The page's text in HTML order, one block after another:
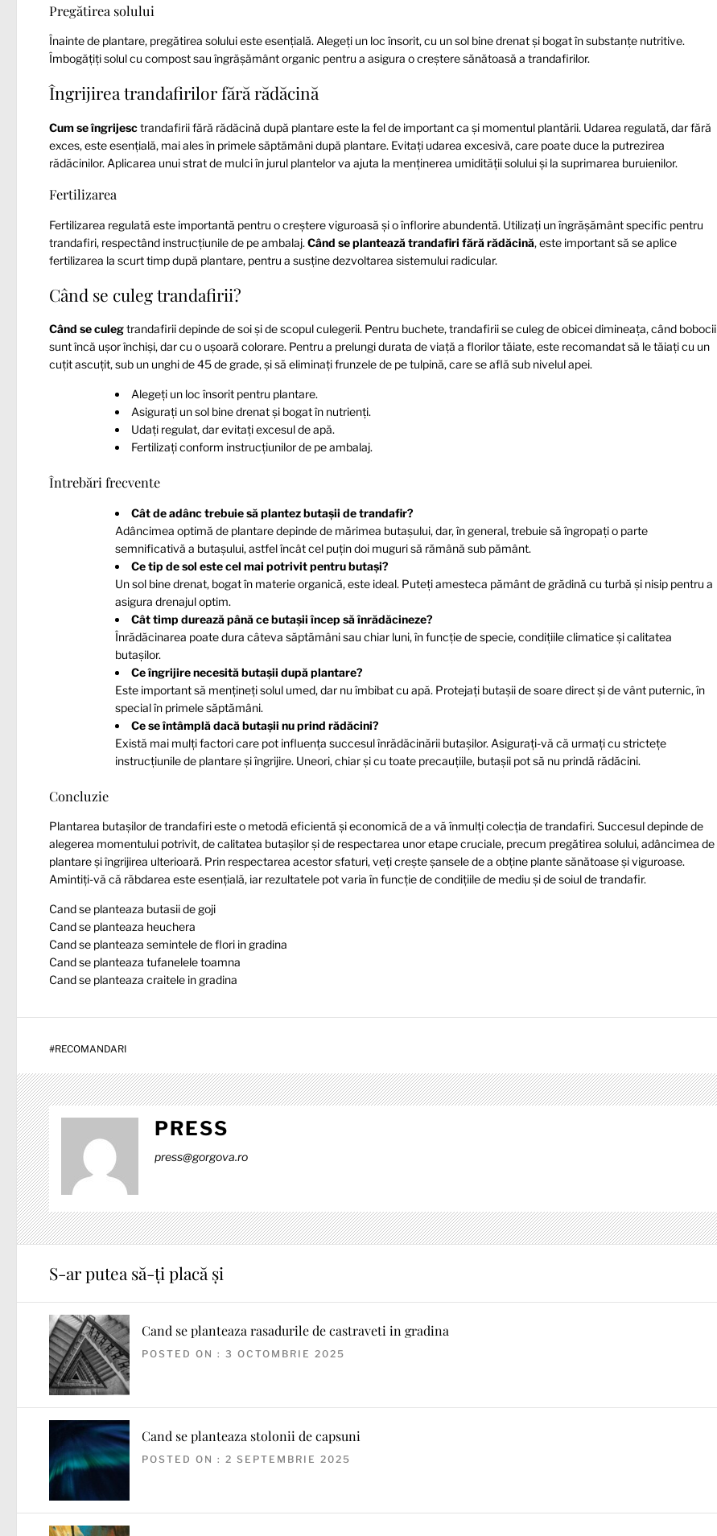
Pregătirea solului
Înainte de plantare, pregătirea solului este esențială. Alegeți un loc însorit, cu un sol bine drenat și bogat în substanțe nutritive.
Îmbogățiți solul cu compost sau îngrășământ organic pentru a asigura o creștere sănătoasă a trandafirilor.
Îngrijirea trandafirilor fără rădăcină
Cum se îngrijesctrandafirii fără rădăcină după plantare este la fel de important ca și momentul plantării. Udarea regulată, dar fără
exces, este esențială, mai ales în primele săptămâni după plantare. Evitați udarea excesivă, care poate duce la putrezirea
rădăcinilor. Aplicarea unui strat de mulci în jurul plantelor va ajuta la menținerea umidității solului și la suprimarea buruienilor.
Fertilizarea
Fertilizarea regulată este importantă pentru o creștere viguroasă și o înflorire abundentă. Utilizați un îngrășământ specific pentru
trandafiri, respectând instrucțiunile de pe ambalaj. Când se plantează trandafiri fără rădăcină, este important să se aplice
fertilizarea la scurt timp după plantare, pentru a susține dezvoltarea sistemului radicular.
Când se culeg trandafirii?
Când se culegtrandafirii depinde de soi și de scopul culegerii. Pentru buchete, trandafirii se culeg de obicei dimineața, când bobocii
sunt încă ușor închiși, dar cu o ușoară colorare. Pentru a prelungi durata de viață a florilor tăiate, este recomandat să le tăiați cu un
cuțit ascuțit, sub un unghi de 45 de grade, și să eliminați frunzele de pe tulpină, care se află sub nivelul apei.
Alegeți un loc însorit pentru plantare.
Asigurați un sol bine drenat și bogat în nutrienți.
Udați regulat, dar evitați excesul de apă.
Fertilizați conform instrucțiunilor de pe ambalaj.
Întrebări frecvente
Cât de adânc trebuie să plantez butașii de trandafir?
Adâncimea optimă de plantare depinde de mărimea butașului, dar, în general, trebuie să îngropați o parte
semnificativă a butașului, astfel încât cel puțin doi muguri să rămână sub pământ.
Ce tip de sol este cel mai potrivit pentru butași?
Un sol bine drenat, bogat în materie organică, este ideal. Puteți amesteca pământ de grădină cu turbă și nisip pentru a
asigura drenajul optim.
Cât timp durează până ce butașii încep să înrădăcineze?
Înrădăcinarea poate dura câteva săptămâni sau chiar luni, în funcție de specie, condițiile climatice și calitatea
butașilor.
Ce îngrijire necesită butașii după plantare?
Este important să mențineți solul umed, dar nu îmbibat cu apă. Protejați butașii de soare direct și de vânt puternic, în
special în primele săptămâni.
Ce se întâmplă dacă butașii nu prind rădăcini?
Există mai mulți factori care pot influența succesul înrădăcinării butașilor. Asigurați-vă că urmați cu strictețe
instrucțiunile de plantare și îngrijire. Uneori, chiar și cu toate precauțiile, butașii pot să nu prindă rădăcini.
Concluzie
Plantarea butașilor de trandafiri este o metodă eficientă și economică de a vă înmulți colecția de trandafiri. Succesul depinde de
alegerea momentului potrivit, de calitatea butașilor și de respectarea unor etape cruciale, precum pregătirea solului, adâncimea de
plantare și îngrijirea ulterioară. Prin respectarea acestor sfaturi, veți crește șansele de a obține plante sănătoase și viguroase.
Amintiți-vă că răbdarea este esențială, iar rezultatele pot varia în funcție de condițiile de mediu și de soiul de trandafir.
Cand se planteaza butasii de goji
Cand se planteaza heuchera
Cand se planteaza semintele de flori in gradina
Cand se planteaza tufanelele toamna
Cand se planteaza craitele in gradina
#RECOMANDARI
PRESS
press@gorgova.ro
S-ar putea să-ți placă și
Cand se planteaza rasadurile de castraveti in gradina
POSTED ON : 3 OCTOMBRIE 2025
Cand se planteaza stolonii de capsuni
POSTED ON : 2 SEPTEMBRIE 2025